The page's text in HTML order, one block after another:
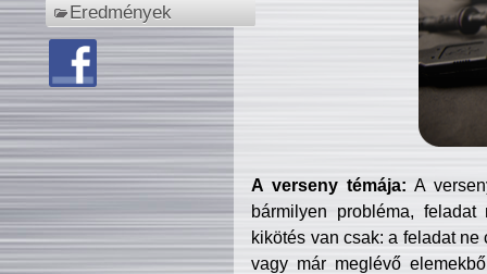
Eredmények
A verseny témája: A
bármilyen probléma, feladat
kikötés van csak: a feladat
vagy már meglévő